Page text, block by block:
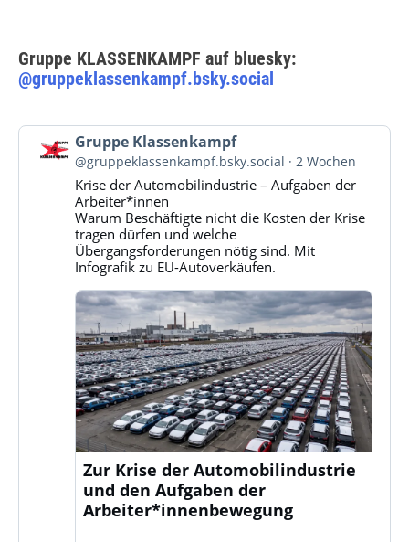
Gruppe KLASSENKAMPF auf bluesky:
@gruppeklassenkampf.bsky.social
Beitrag
von
Gruppe
Klassenkampf
Bluesky
ansehen
Gruppe Klassenkampf
@gruppeklassenkampf.bsky.social 2 Wochen
Krise der Automobilindustrie – Aufgaben der
Arbeiter*innen
Warum Beschäftigte nicht die Kosten der Krise
tragen dürfen und welche
Übergangsforderungen nötig sind. Mit
Infografik zu EU-Autoverkäufen.
Zur Krise der Automobilindustrie
und den Aufgaben der
Arbeiter*innenbewegung